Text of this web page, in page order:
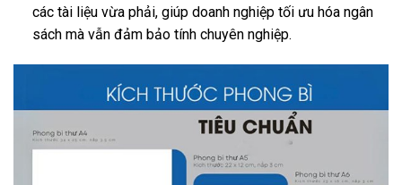
các tài liệu vừa phải, giúp doanh nghiệp tối ưu hóa ngân
sách mà vẫn đảm bảo tính chuyên nghiệp.